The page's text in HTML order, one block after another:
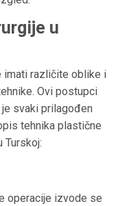
u
imati različite oblike i
Ovi postupci
svaki prilagođen
tehnika plastične
Turskoj:
operacije izvode se